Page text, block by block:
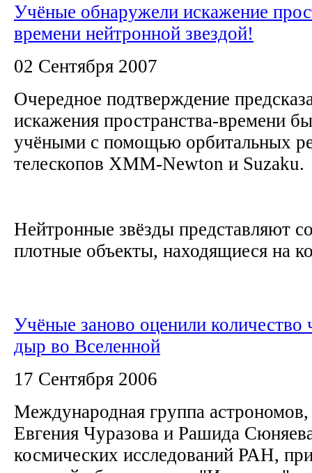
Учёные обнаружели искажение
времени нейтронной звездой!
02 Сентября 2007
Очередное подтверждение
искажения пространства-времени
учёными с помощью орбитальных
телескопов XMM-Newton и Suzaku.
Нейтронные звёзды представляют
плотные объекты, находящиеся на
Учёные заново оценили количество
дыр во Вселенной
17 Сентября 2006
Международная группа
Евгения Чуразова и Рашида
космических исследований РАН,